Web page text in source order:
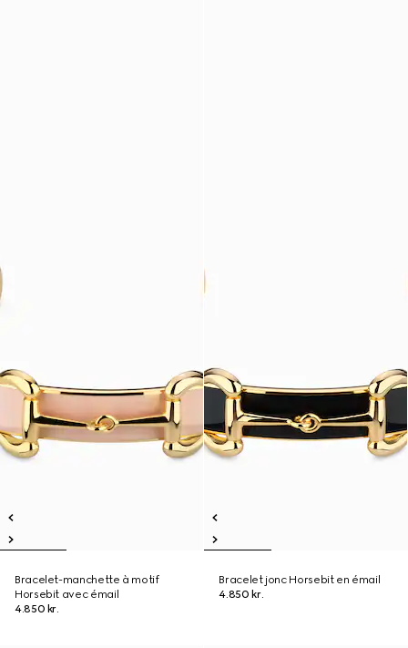
Bracelet-manchette à motif
Horsebit avec émail
4.850 kr.
Bracelet jonc Horsebit en émail
4.850 kr.